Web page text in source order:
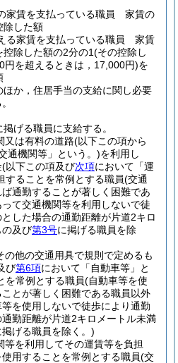
家賃を支払っている職員 家賃の
除した額
る家賃を支払っている職員 家賃
除した額の2分の1(その控除し
円を超えるときは，17,000円)を
ほか，住居手当の支給に関し必要
げる職員に支給する。
又は有料の道路(以下この項から
通機関等」という。)を利用し
(以下この項及び次項において「運
することを常例とする職員(交通
通勤することが著しく困難であ
て交通機関等を利用しないで徒
した場合の通勤距離が片道2キロ
の及び第3号に掲げる職員を除
の他の交通用具で規則で定めるも
び第6項において「自動車等」と
を常例とする職員(自動車等を使
とが著しく困難である職員以外
を使用しないで徒歩により通勤
勤距離が片道2キロメートル未満
掲げる職員を除く。)
等を利用してその運賃等を負担
用することを常例とする職員(交